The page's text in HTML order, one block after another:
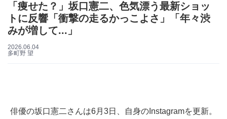
「痩せた？」坂口憲二、色気漂う最新ショッ
トに反響「衝撃の走るかっこよさ」「年々渋
みが増して...」
2026.06.04
多町野 望
俳優の坂口憲二さんは6月3日、自身のInstagramを更新。